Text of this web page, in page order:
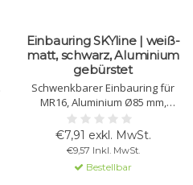
Einbauring SKYline | weiß-
matt, schwarz, Aluminium
gebürstet
Schwenkbarer Einbauring für
MR16, Aluminium Ø85 mm,
Ausschnitt Ø68 mm, 50° kippbar,
einfache Montage. Erhältlich in
weiß matt, schwarz und
gebürstet.
€7,91 exkl. MwSt.
€9,57 Inkl. MwSt.
Bestellbar